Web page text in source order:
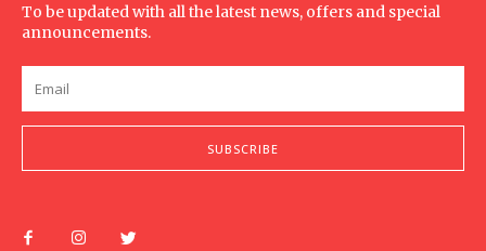
To be updated with all the latest news, offers and special
announcements.
SUBSCRIBE